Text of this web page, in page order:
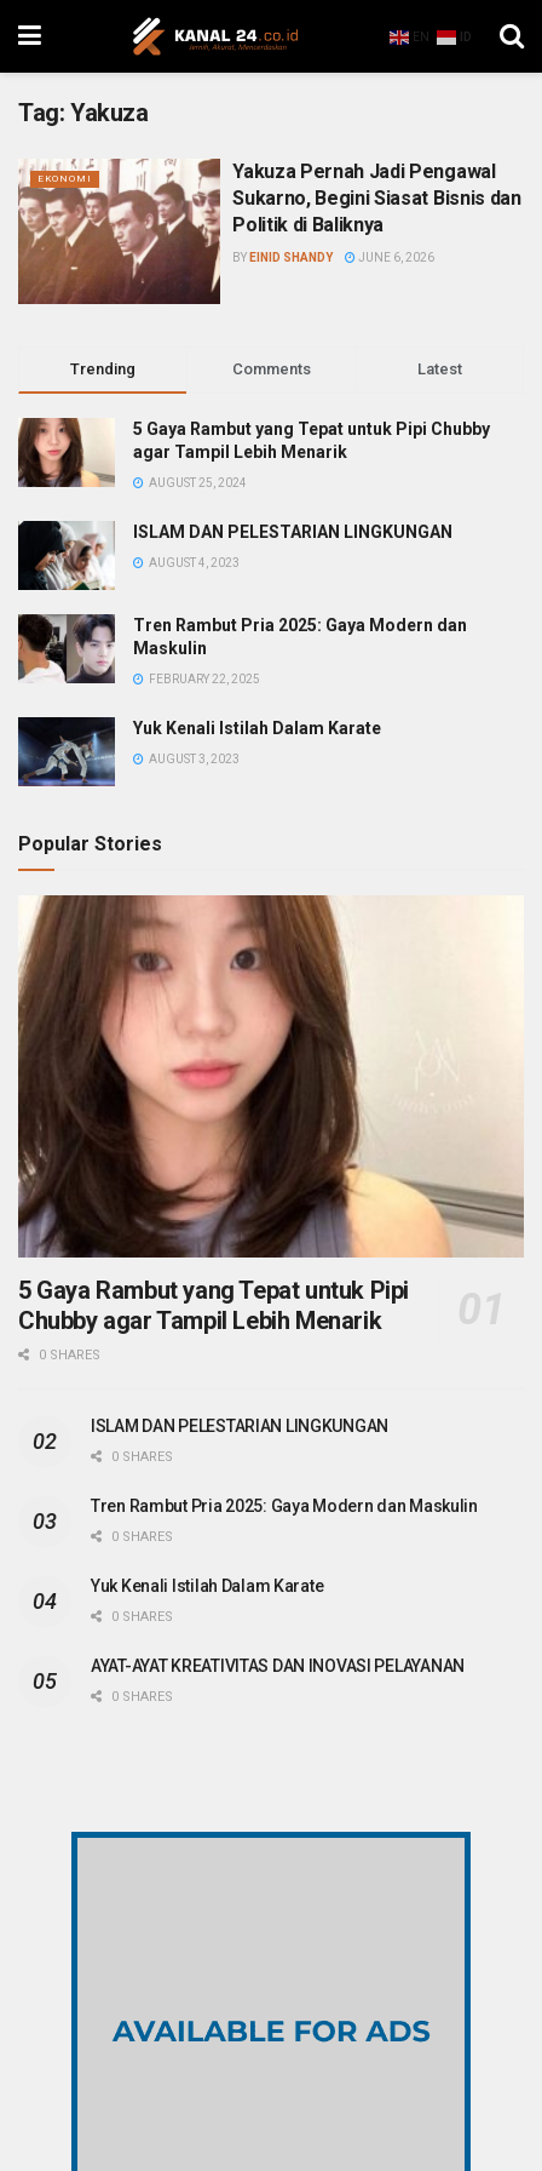
EN ID
Tag: Yakuza
EKONOMI
Yakuza Pernah Jadi Pengawal
Sukarno, Begini Siasat Bisnis dan
Politik di Baliknya
BY EINID SHANDY JUNE 6, 2026
Trending Comments Latest
5 Gaya Rambut yang Tepat untuk Pipi Chubby
agar Tampil Lebih Menarik
AUGUST 25, 2024
ISLAM DAN PELESTARIAN LINGKUNGAN
AUGUST 4, 2023
Tren Rambut Pria 2025: Gaya Modern dan
Maskulin
FEBRUARY 22, 2025
Yuk Kenali Istilah Dalam Karate
AUGUST 3, 2023
Popular Stories
5 Gaya Rambut yang Tepat untuk Pipi
Chubby agar Tampil Lebih Menarik
0 SHARES
ISLAM DAN PELESTARIAN LINGKUNGAN
0 SHARES
Tren Rambut Pria 2025: Gaya Modern dan Maskulin
0 SHARES
Yuk Kenali Istilah Dalam Karate
0 SHARES
AYAT-AYAT KREATIVITAS DAN INOVASI PELAYANAN
0 SHARES